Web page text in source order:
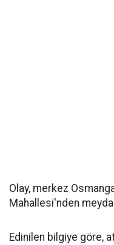
Olay, merkez
Mahallesi'nden
Edinilen bilgiye göre,